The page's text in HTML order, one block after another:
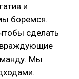
и
боремся.
сделать
враждующие
Мы